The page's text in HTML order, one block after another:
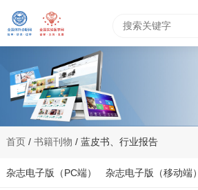
首页/ 书籍刊物 / 蓝皮书、行业报告
杂志电子版（PC端） 杂志电子版（移动端）